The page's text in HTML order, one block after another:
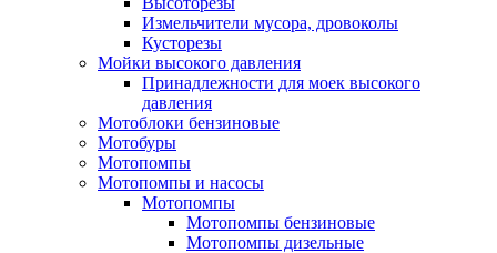
Измельчители мусора, дровоколы
Кусторезы
Мойки высокого давления
Принадлежности для моек высокого
давления
Мотоблоки бензиновые
Мотобуры
Мотопомпы
Мотопомпы и насосы
Мотопомпы
Мотопомпы бензиновые
Мотопомпы дизельные